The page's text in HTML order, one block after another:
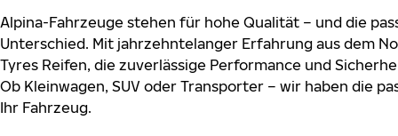
Alpina-Fahrzeuge stehen für hohe Qualität – und die
Unterschied. Mit jahrzehntelanger Erfahrung aus dem
Tyres Reifen, die zuverlässige Performance und
Ob Kleinwagen, SUV oder Transporter – wir haben die
Ihr Fahrzeug.